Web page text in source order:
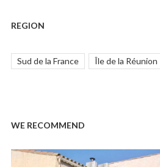
REGION
Sud de la France Île de la Réunion
WE RECOMMEND